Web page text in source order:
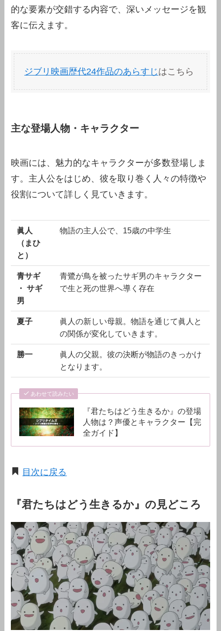
的な要素が交錯する内容で、深いメッセージを観
客に伝えます。
ジブリ映画歴代24作品のあらすじはこちら
主な登場人物・キャラクター
映画には、魅力的なキャラクターが多数登場しま
す。主人公をはじめ、彼を取り巻く人々の特徴や
役割について詳しく見ていきます。
眞人
（まひ
と）
物語の主人公で、15歳の中学生
青サギ
・ サギ
男
青鷺が鳥を被ったサギ男のキャラクター
で生と死の世界へ導く存在
夏子
眞人の新しい母親。物語を通じて眞人と
の関係が変化していきます。
勝一
眞人の父親。彼の決断が物語のきっかけ
となります。
あわせて読みたい
『君たちはどう生きるか』の登場
人物は？声優とキャラクター【完
全ガイド】
目次に戻る
『君たちはどう生きるか』の見どころ